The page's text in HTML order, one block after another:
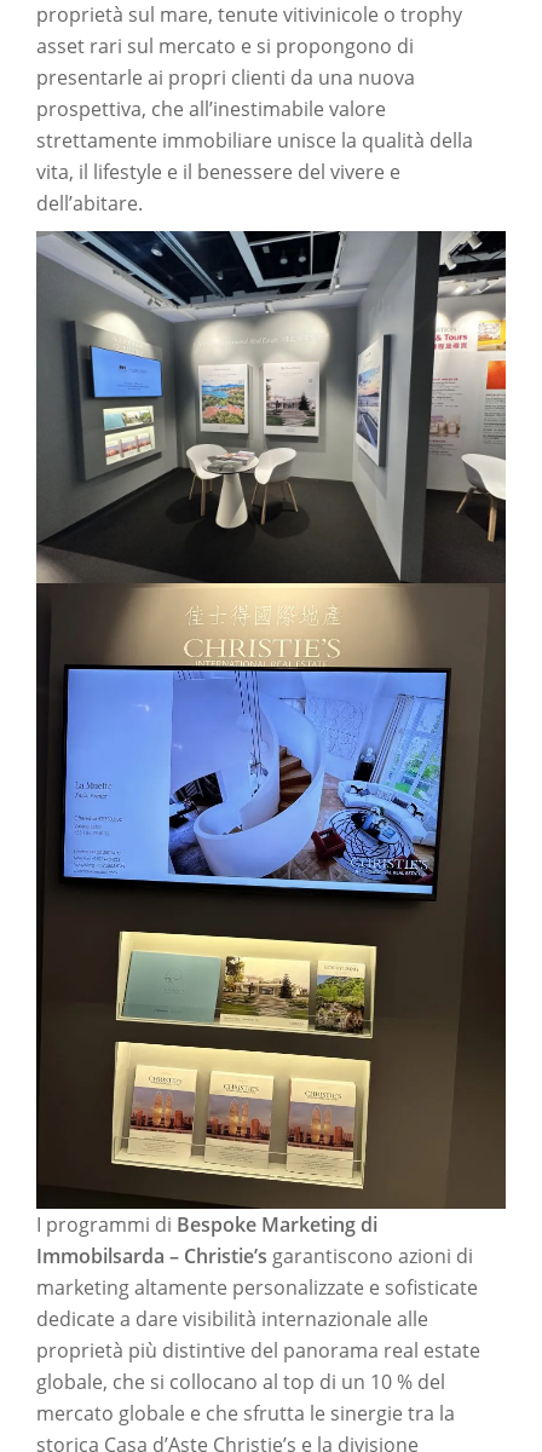
proprietà sul mare, tenute vitivinicole o trophy
asset rari sul mercato e si propongono di
presentarle ai propri clienti da una nuova
prospettiva, che all’inestimabile valore
strettamente immobiliare unisce la qualità della
vita, il lifestyle e il benessere del vivere e
dell’abitare.
I programmi di Bespoke Marketing di
Immobilsarda – Christie’s garantiscono azioni di
marketing altamente personalizzate e sofisticate
dedicate a dare visibilità internazionale alle
proprietà più distintive del panorama real estate
globale, che si collocano al top di un 10 % del
mercato globale e che sfrutta le sinergie tra la
storica Casa d’Aste Christie’s e la divisione